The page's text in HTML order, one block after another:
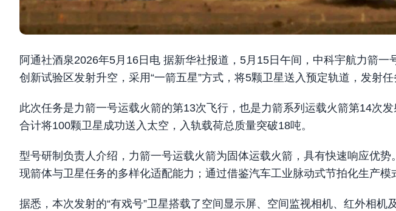
阿通社酒泉2026年5月16日电 据新华社报道，5月15日午间，中科宇航力箭一
创新试验区发射升空，采用“一箭五星”方式，将5颗卫星送入预定轨道，发射任
此次任务是力箭一号运载火箭的第13次飞行，也是力箭系列运载火箭第14次
合计将100颗卫星成功送入太空，入轨载荷总质量突破18吨。
型号研制负责人介绍，力箭一号运载火箭为固体运载火箭，具有快速响应优
现箭体与卫星任务的多样化适配能力；通过借鉴汽车工业脉动式节拍化生产模
据悉，本次发射的“有戏号”卫星搭载了空间显示屏、空间监视相机、红外相机